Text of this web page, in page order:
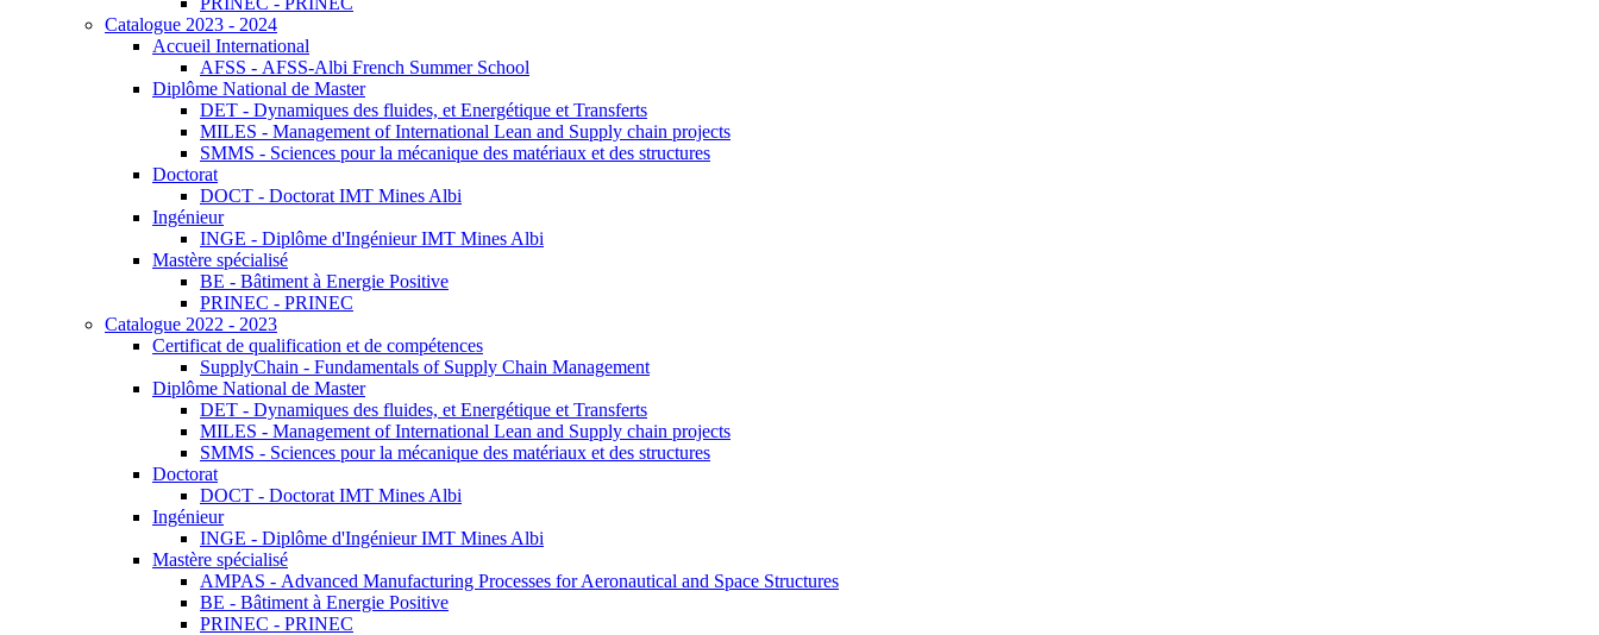
Catalogue 2023 - 2024
Accueil International
AFSS - AFSS-Albi French Summer School
Diplôme National de Master
DET - Dynamiques des fluides, et Energétique et Transferts
MILES - Management of International Lean and Supply chain projects
SMMS - Sciences pour la mécanique des matériaux et des structures
Doctorat
DOCT - Doctorat IMT Mines Albi
Ingénieur
INGE - Diplôme d'Ingénieur IMT Mines Albi
Mastère spécialisé
BE - Bâtiment à Energie Positive
PRINEC - PRINEC
Catalogue 2022 - 2023
Certificat de qualification et de compétences
SupplyChain - Fundamentals of Supply Chain Management
Diplôme National de Master
DET - Dynamiques des fluides, et Energétique et Transferts
MILES - Management of International Lean and Supply chain projects
SMMS - Sciences pour la mécanique des matériaux et des structures
Doctorat
DOCT - Doctorat IMT Mines Albi
Ingénieur
INGE - Diplôme d'Ingénieur IMT Mines Albi
Mastère spécialisé
AMPAS - Advanced Manufacturing Processes for Aeronautical and Space Structures
BE - Bâtiment à Energie Positive
PRINEC - PRINEC